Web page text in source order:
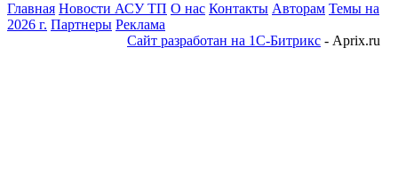
Главная Новости АСУ ТП О нас Контакты Авторам Темы на
2026 г. Партнеры Реклама
Сайт разработан на 1С-Битрикс - Aprix.ru